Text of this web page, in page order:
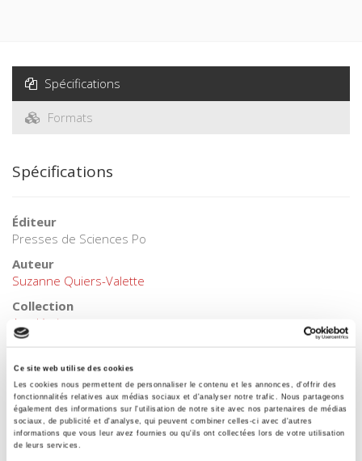
Ce site web utilise des cookies
Les cookies nous permettent de personnaliser le contenu et les annonces, d'offrir des
fonctionnalités relatives aux médias sociaux et d'analyser notre trafic. Nous partageons
également des informations sur l'utilisation de notre site avec nos partenaires de médias
sociaux, de publicité et d'analyse, qui peuvent combiner celles-ci avec d'autres
informations que vous leur avez fournies ou qu'ils ont collectées lors de votre utilisation
de leurs services.
Spécifications
Formats
Spécifications
Éditeur
Presses de Sciences Po
Auteur
Suzanne Quiers-Valette
Collection
Académique
Langue
français
Mots clés
Politique agricole
Catégorie (éditeur)
Internet Hierarchy